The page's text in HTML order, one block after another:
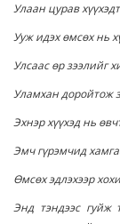
Улаан цурав
Ууж идэх өмсөх нь
Улсаас өр зээлийг
Уламхан доройтож
Эхнэр хүүхэд нь
Эмч гүрэмчид
Өмсөх эдлэхээр
Энд тэндээс гуйж